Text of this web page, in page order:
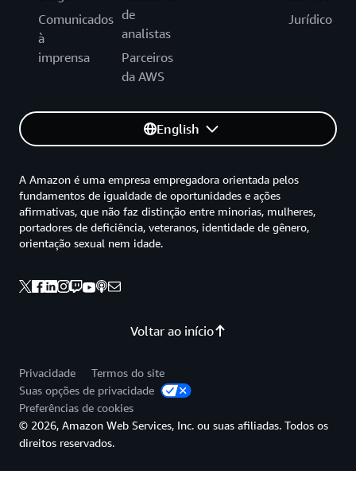
Comunicados
à
imprensa
de
analistas
Parceiros
da AWS
Jurídico
English
Voltar ao início
A Amazon é uma empresa empregadora orientada pelos
fundamentos de igualdade de oportunidades e ações
afirmativas, que não faz distinção entre minorias, mulheres,
portadores de deficiência, veteranos, identidade de gênero,
orientação sexual nem idade.
Privacidade
Termos do site
Suas opções de privacidade
Preferências de cookies
© 2026, Amazon Web Services, Inc. ou suas afiliadas. Todos os
direitos reservados.